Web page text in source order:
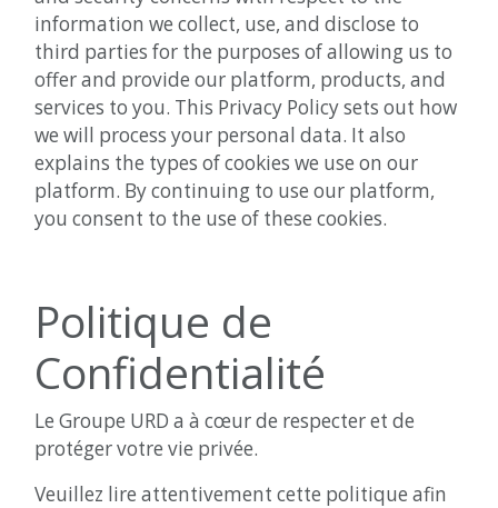
information we collect, use, and disclose to
third parties for the purposes of allowing us to
offer and provide our platform, products, and
services to you. This Privacy Policy sets out how
we will process your personal data. It also
explains the types of cookies we use on our
platform. By continuing to use our platform,
you consent to the use of these cookies.
Politique de
Confidentialité
Le Groupe URD a à cœur de respecter et de
protéger votre vie privée.
Veuillez lire attentivement cette politique afin